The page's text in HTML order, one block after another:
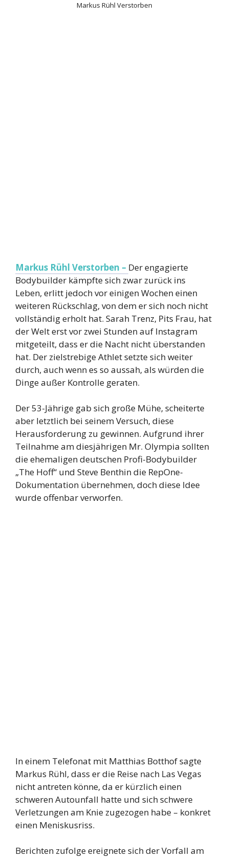
Markus Rühl Verstorben
Markus Rühl Verstorben – Der engagierte
Bodybuilder kämpfte sich zwar zurück ins
Leben, erlitt jedoch vor einigen Wochen einen
weiteren Rückschlag, von dem er sich noch nicht
vollständig erholt hat. Sarah Trenz, Pits Frau, hat
der Welt erst vor zwei Stunden auf Instagram
mitgeteilt, dass er die Nacht nicht überstanden
hat. Der zielstrebige Athlet setzte sich weiter
durch, auch wenn es so aussah, als würden die
Dinge außer Kontrolle geraten.
Der 53-Jährige gab sich große Mühe, scheiterte
aber letztlich bei seinem Versuch, diese
Herausforderung zu gewinnen. Aufgrund ihrer
Teilnahme am diesjährigen Mr. Olympia sollten
die ehemaligen deutschen Profi-Bodybuilder
„The Hoff“ und Steve Benthin die RepOne-
Dokumentation übernehmen, doch diese Idee
wurde offenbar verworfen.
In einem Telefonat mit Matthias Botthof sagte
Markus Rühl, dass er die Reise nach Las Vegas
nicht antreten könne, da er kürzlich einen
schweren Autounfall hatte und sich schwere
Verletzungen am Knie zugezogen habe – konkret
einen Meniskusriss.
Berichten zufolge ereignete sich der Vorfall am